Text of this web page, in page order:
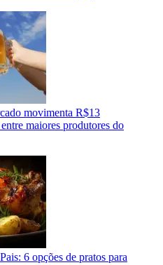
movimenta R$13
maiores produtores do
6 opções de pratos para